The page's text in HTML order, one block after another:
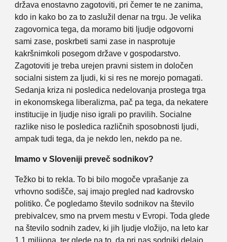
država enostavno zagotoviti, pri čemer te ne zanima,
kdo in kako bo za to zaslužil denar na trgu. Je velika
zagovornica tega, da moramo biti ljudje odgovorni
sami zase, poskrbeti sami zase in nasprotuje
kakršnimkoli posegom države v gospodarstvo.
Zagotoviti je treba urejen pravni sistem in določen
socialni sistem za ljudi, ki si res ne morejo pomagati.
Sedanja kriza ni posledica nedelovanja prostega trga
in ekonomskega liberalizma, pač pa tega, da nekatere
institucije in ljudje niso igrali po pravilih. Socialne
razlike niso le posledica različnih sposobnosti ljudi,
ampak tudi tega, da je nekdo len, nekdo pa ne.
Imamo v Sloveniji preveč sodnikov?
Težko bi to rekla. To bi bilo mogoče vprašanje za
vrhovno sodišče, saj imajo pregled nad kadrovsko
politiko. Če pogledamo število sodnikov na število
prebivalcev, smo na prvem mestu v Evropi. Toda glede
na število sodnih zadev, ki jih ljudje vložijo, na leto kar
1,1 milijona, ter glede na to, da pri nas sodniki delajo